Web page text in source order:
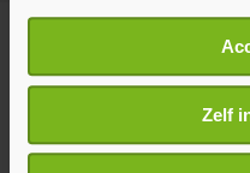
Als u het toestaat, willen
Informatie
locatie, die tot een
Uw apparaat
scannen op
Zelf
Excelsior wint
Eredivisie bij